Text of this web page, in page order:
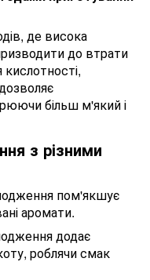
де висока
до втрати
більш м'який і
з різними
пом'якшує
аромати.
додає
роблячи смак